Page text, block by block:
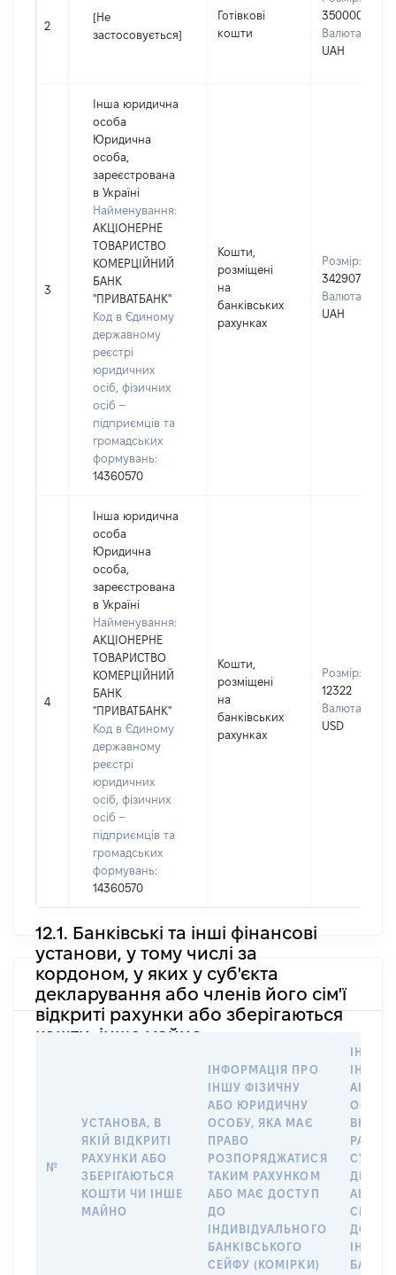
2
[Не
застосовується]
Готівкові
кошти
350000
Валюта:
UAH
3
Інша юридична
особа
Юридична
особа,
зареєстрована
в Україні
Найменування:
АКЦІОНЕРНЕ
ТОВАРИСТВО
КОМЕРЦІЙНИЙ
БАНК
"ПРИВАТБАНК"
Код в Єдиному
державному
реєстрі
юридичних
осіб, фізичних
осіб –
підприємців та
громадських
формувань:
14360570
Кошти,
розміщені
на
банківських
рахунках
Розмір:
342907
Валюта:
UAH
4
Інша юридична
особа
Юридична
особа,
зареєстрована
в Україні
Найменування:
АКЦІОНЕРНЕ
ТОВАРИСТВО
КОМЕРЦІЙНИЙ
БАНК
"ПРИВАТБАНК"
Код в Єдиному
державному
реєстрі
юридичних
осіб, фізичних
осіб –
підприємців та
громадських
формувань:
14360570
Кошти,
розміщені
на
банківських
рахунках
Розмір:
12322
Валюта:
USD
12.1. Банківські та інші фінансові
установи, у тому числі за
кордоном, у яких у суб'єкта
декларування або членів його сім'ї
відкриті рахунки або зберігаються
кошти, інше майно
№
УСТАНОВА, В
ЯКІЙ ВІДКРИТІ
РАХУНКИ АБО
ЗБЕРІГАЮТЬСЯ
КОШТИ ЧИ ІНШЕ
МАЙНО
ІНФОРМАЦІЯ ПРО
ІНШУ ФІЗИЧНУ
АБО ЮРИДИЧНУ
ОСОБУ, ЯКА МАЄ
ПРАВО
РОЗПОРЯДЖАТИСЯ
ТАКИМ РАХУНКОМ
АБО МАЄ ДОСТУП
ДО
ІНДИВІДУАЛЬНОГО
БАНКІВСЬКОГО
СЕЙФУ (КОМІРКИ)
ІНШУ
АБО
АБО
СІМ’Ї